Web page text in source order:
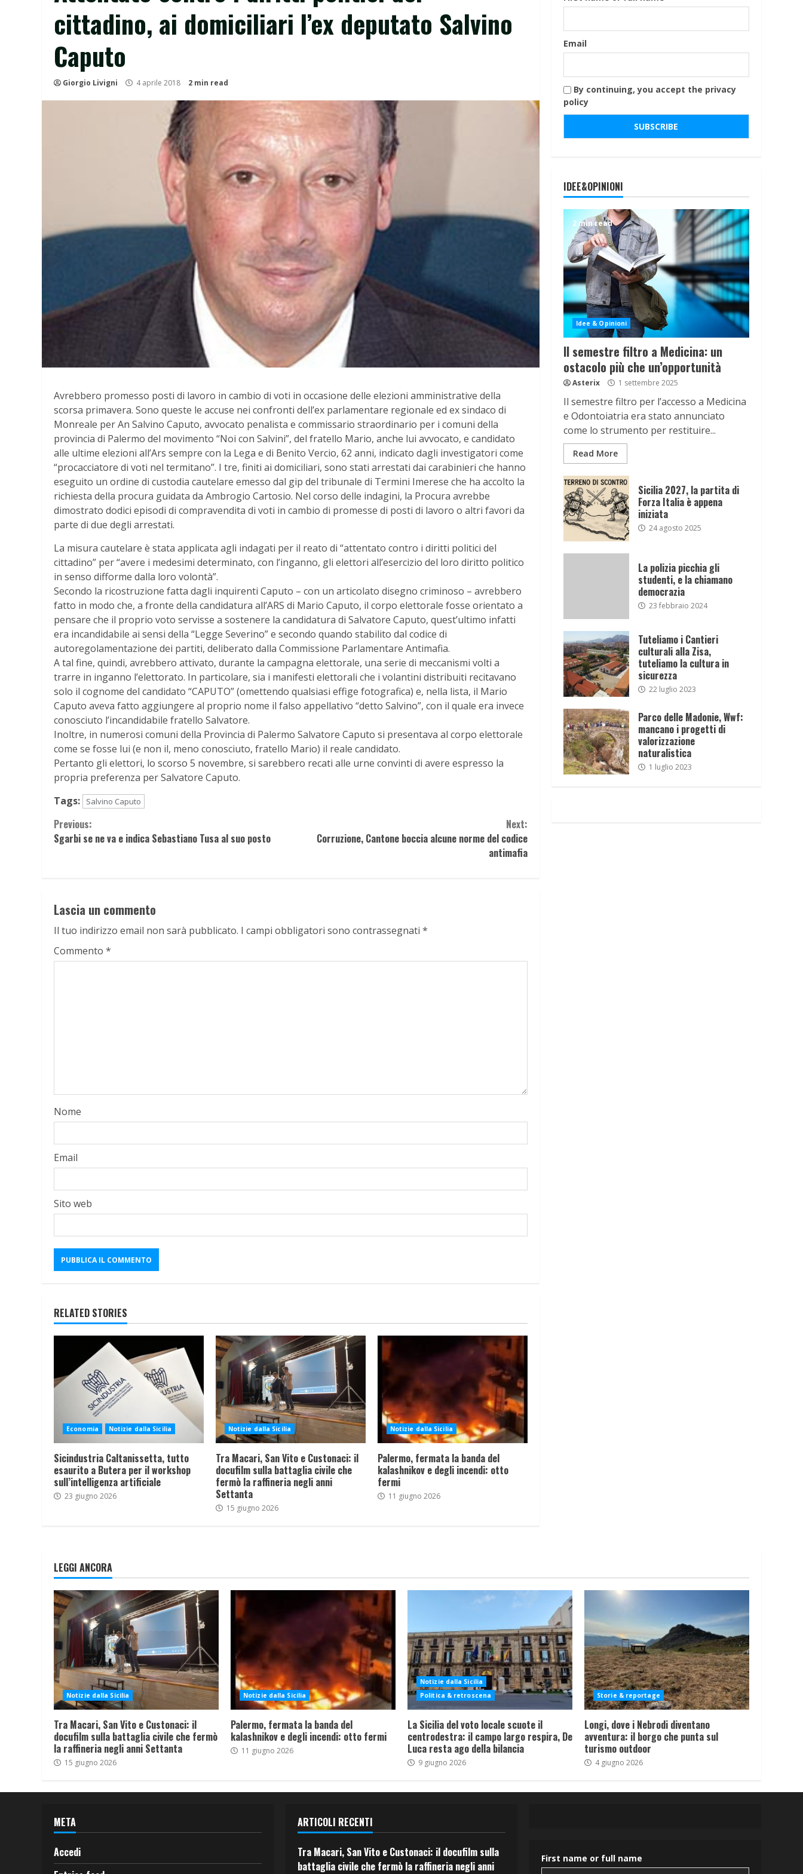
cittadino, ai domiciliari l’ex deputato Salvino
Caputo
Giorgio Livigni 4 aprile 2018 2 min read
Avrebbero promesso posti di lavoro in cambio di voti in occasione delle elezioni amministrative della
scorsa primavera. Sono queste le accuse nei confronti dell’ex parlamentare regionale ed ex sindaco di
Monreale per An Salvino Caputo, avvocato penalista e commissario straordinario per i comuni della
provincia di Palermo del movimento “Noi con Salvini”, del fratello Mario, anche lui avvocato, e candidato
alle ultime elezioni all’Ars sempre con la Lega e di Benito Vercio, 62 anni, indicato dagli investigatori come
“procacciatore di voti nel termitano”. I tre, finiti ai domiciliari, sono stati arrestati dai carabinieri che hanno
eseguito un ordine di custodia cautelare emesso dal gip del tribunale di Termini Imerese che ha accolto la
richiesta della procura guidata da Ambrogio Cartosio. Nel corso delle indagini, la Procura avrebbe
dimostrato dodici episodi di compravendita di voti in cambio di promesse di posti di lavoro o altri favori da
parte di due degli arrestati.
La misura cautelare è stata applicata agli indagati per il reato di “attentato contro i diritti politici del
cittadino” per “avere i medesimi determinato, con l’inganno, gli elettori all’esercizio del loro diritto politico
in senso difforme dalla loro volontà”.
Secondo la ricostruzione fatta dagli inquirenti Caputo – con un articolato disegno criminoso – avrebbero
fatto in modo che, a fronte della candidatura all’ARS di Mario Caputo, il corpo elettorale fosse orientato a
pensare che il proprio voto servisse a sostenere la candidatura di Salvatore Caputo, quest’ultimo infatti
era incandidabile ai sensi della “Legge Severino” e secondo quando stabilito dal codice di
autoregolamentazione dei partiti, deliberato dalla Commissione Parlamentare Antimafia.
A tal fine, quindi, avrebbero attivato, durante la campagna elettorale, una serie di meccanismi volti a
trarre in inganno l’elettorato. In particolare, sia i manifesti elettorali che i volantini distribuiti recitavano
solo il cognome del candidato “CAPUTO” (omettendo qualsiasi effige fotografica) e, nella lista, il Mario
Caputo aveva fatto aggiungere al proprio nome il falso appellativo “detto Salvino”, con il quale era invece
conosciuto l’incandidabile fratello Salvatore.
Inoltre, in numerosi comuni della Provincia di Palermo Salvatore Caputo si presentava al corpo elettorale
come se fosse lui (e non il, meno conosciuto, fratello Mario) il reale candidato.
Pertanto gli elettori, lo scorso 5 novembre, si sarebbero recati alle urne convinti di avere espresso la
propria preferenza per Salvatore Caputo.
Tags:
Salvino Caputo
Continue
Reading
Previous:
Sgarbi se ne va e indica Sebastiano Tusa al suo posto
Next:
Corruzione, Cantone boccia alcune norme del codice
antimafia
Lascia un commento
Il tuo indirizzo email non sarà pubblicato. I campi obbligatori sono contrassegnati *
Commento *
Nome
Email
Sito web
RELATED STORIES
Economia Notizie dalla Sicilia
Sicindustria Caltanissetta, tutto
esaurito a Butera per il workshop
sull’intelligenza artificiale
23 giugno 2026
Notizie dalla Sicilia
Tra Macari, San Vito e Custonaci: il
docufilm sulla battaglia civile che
fermò la raffineria negli anni
Settanta
15 giugno 2026
Notizie dalla Sicilia
Palermo, fermata la banda del
kalashnikov e degli incendi: otto
fermi
11 giugno 2026
Email
By continuing, you accept the privacy
policy
IDEE&OPINIONI
2 min read
Idee & Opinioni
Il semestre filtro a Medicina: un
ostacolo più che un’opportunità
Asterix 1 settembre 2025
Il semestre filtro per l’accesso a Medicina
e Odontoiatria era stato annunciato
come lo strumento per restituire...
Read More
Sicilia 2027, la partita di
Forza Italia è appena
iniziata
24 agosto 2025
La polizia picchia gli
studenti, e la chiamano
democrazia
23 febbraio 2024
Tuteliamo i Cantieri
culturali alla Zisa,
tuteliamo la cultura in
sicurezza
22 luglio 2023
Parco delle Madonie, Wwf:
mancano i progetti di
valorizzazione
naturalistica
1 luglio 2023
LEGGI ANCORA
Notizie dalla Sicilia
Tra Macari, San Vito e Custonaci: il
docufilm sulla battaglia civile che fermò
la raffineria negli anni Settanta
15 giugno 2026
Notizie dalla Sicilia
Palermo, fermata la banda del
kalashnikov e degli incendi: otto fermi
11 giugno 2026
Notizie dalla Sicilia
Politica & retroscena
La Sicilia del voto locale scuote il
centrodestra: il campo largo respira, De
Luca resta ago della bilancia
9 giugno 2026
Storie & reportage
Longi, dove i Nebrodi diventano
avventura: il borgo che punta sul
turismo outdoor
4 giugno 2026
META
Accedi
ARTICOLI RECENTI
Tra Macari, San Vito e Custonaci: il docufilm sulla
battaglia civile che fermò la raffineria negli anni
First name or full name